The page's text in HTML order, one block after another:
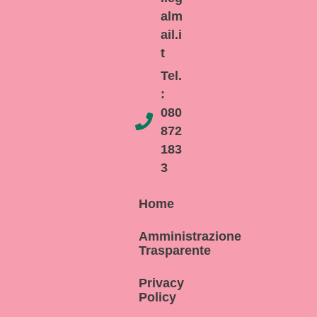
alm
ail.i
t
Tel.
:
080
872
183
3
Home
Amministrazione
Trasparente
Privacy
Policy